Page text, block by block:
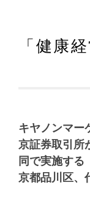
「健康
キヤノンマー
京証券取引所
同で実施す
京都品川区、